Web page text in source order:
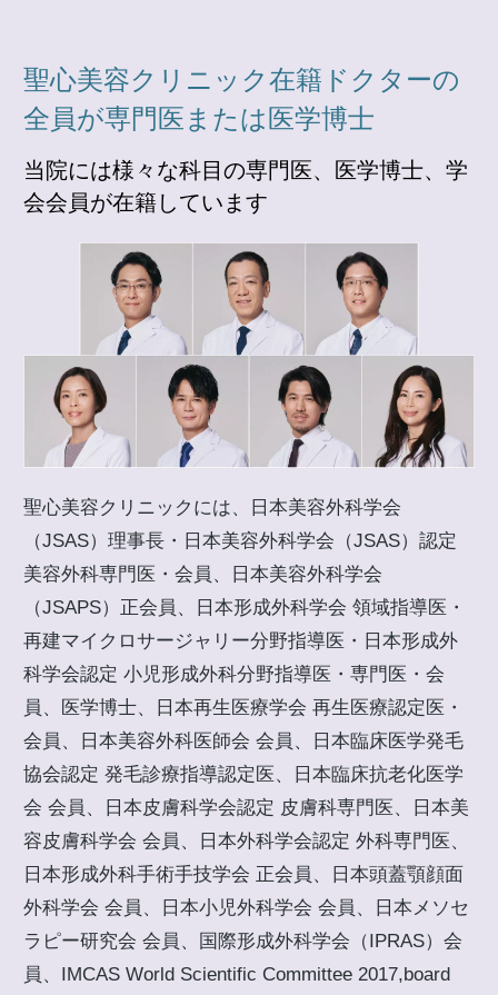
聖心美容クリニック在籍ドクターの
全員が専門医または医学博士
当院には様々な科目の専門医、医学博士、学
会会員が在籍しています
聖心美容クリニックには、日本美容外科学会
（JSAS）理事長・日本美容外科学会（JSAS）認定
美容外科専門医・会員、日本美容外科学会
（JSAPS）正会員、日本形成外科学会 領域指導医・
再建マイクロサージャリー分野指導医・日本形成外
科学会認定 小児形成外科分野指導医・専門医・会
員、医学博士、日本再生医療学会 再生医療認定医・
会員、日本美容外科医師会 会員、日本臨床医学発毛
協会認定 発毛診療指導認定医、日本臨床抗老化医学
会 会員、日本皮膚科学会認定 皮膚科専門医、日本美
容皮膚科学会 会員、日本外科学会認定 外科専門医、
日本形成外科手術手技学会 正会員、日本頭蓋顎顔面
外科学会 会員、日本小児外科学会 会員、日本メソセ
ラピー研究会 会員、国際形成外科学会（IPRAS）会
員、IMCAS World Scientific Committee 2017,board